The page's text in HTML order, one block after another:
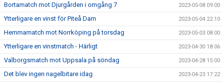
Bortamatch mot Djurgården i omgång 7 2023-05-08 09:00
Ytterligare en vinst för Piteå Dam 2023-05-04 22:10
Hemmamatch mot Norrköping på torsdag 2023-05-03 08:00
Ytterligare en vinstmatch - Härligt 2023-04-30 18:06
Valborgsmatch mot Uppsala på söndag 2023-04-28 15:00
Det blev ingen nagelbitare idag 2023-04-23 17:22